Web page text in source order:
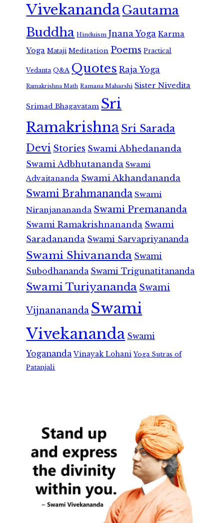
VivekanandaGautama
Buddha Hinduism Jnana Yoga Karma
Yoga Mataji Meditation Poems Practical
Vedanta Q&A Quotes Raja Yoga
Ramakrishna Math Ramana Maharshi Sister Nivedita
Srimad Bhagavatam Sri
RamakrishnaSri Sarada
Devi Stories Swami Abhedananda
Swami Adbhutananda Swami
Advaitananda Swami Akhandananda
Swami Brahmananda Swami
Niranjanananda Swami Premananda
Swami Ramakrishnananda Swami
Saradananda Swami Sarvapriyananda
Swami Shivananda Swami
Subodhananda Swami Trigunatitananda
Swami Turiyananda Swami
Vijnanananda Swami
Vivekananda Swami
Yogananda Vinayak Lohani Yoga Sutras of
Patanjali